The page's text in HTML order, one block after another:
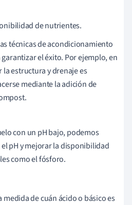
de nutrientes.
técnicas de acondicionamiento
el éxito. Por ejemplo, en
estructura y drenaje es
mediante la adición de
con un pH bajo, podemos
pH y mejorar la disponibilidad
como el fósforo.
medida de cuán ácido o básico es